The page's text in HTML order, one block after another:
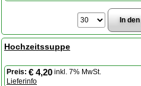
Hochzeitssuppe
Preis: € 4,20 inkl. 7% MwSt.
Lieferinfo